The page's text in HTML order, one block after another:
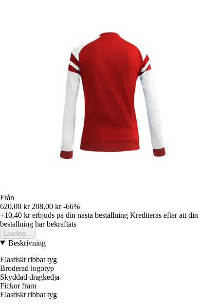
Från
620,00 kr 208,00 kr -66%
+10,40 krerbjuds pa din nasta bestallning Krediteras efter att din
bestallning har bekraftats
Loading...
Beskrivning
Elastiskt ribbat tyg
Broderad logotyp
Skyddad dragkedja
Fickor fram
Elastiskt ribbat tyg